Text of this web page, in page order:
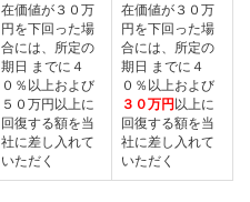
在価値が３０万
円を下回った場
合には、所定の
期日 までに４
０％以上および
５０万円以上に
回復する額を当
社に差し入れて
いただく
在価値が３０万
円を下回った場
合には、所定の
期日 までに４
０％以上および
３０万円 以上に
回復する額を当
社に差し入れて
いただく